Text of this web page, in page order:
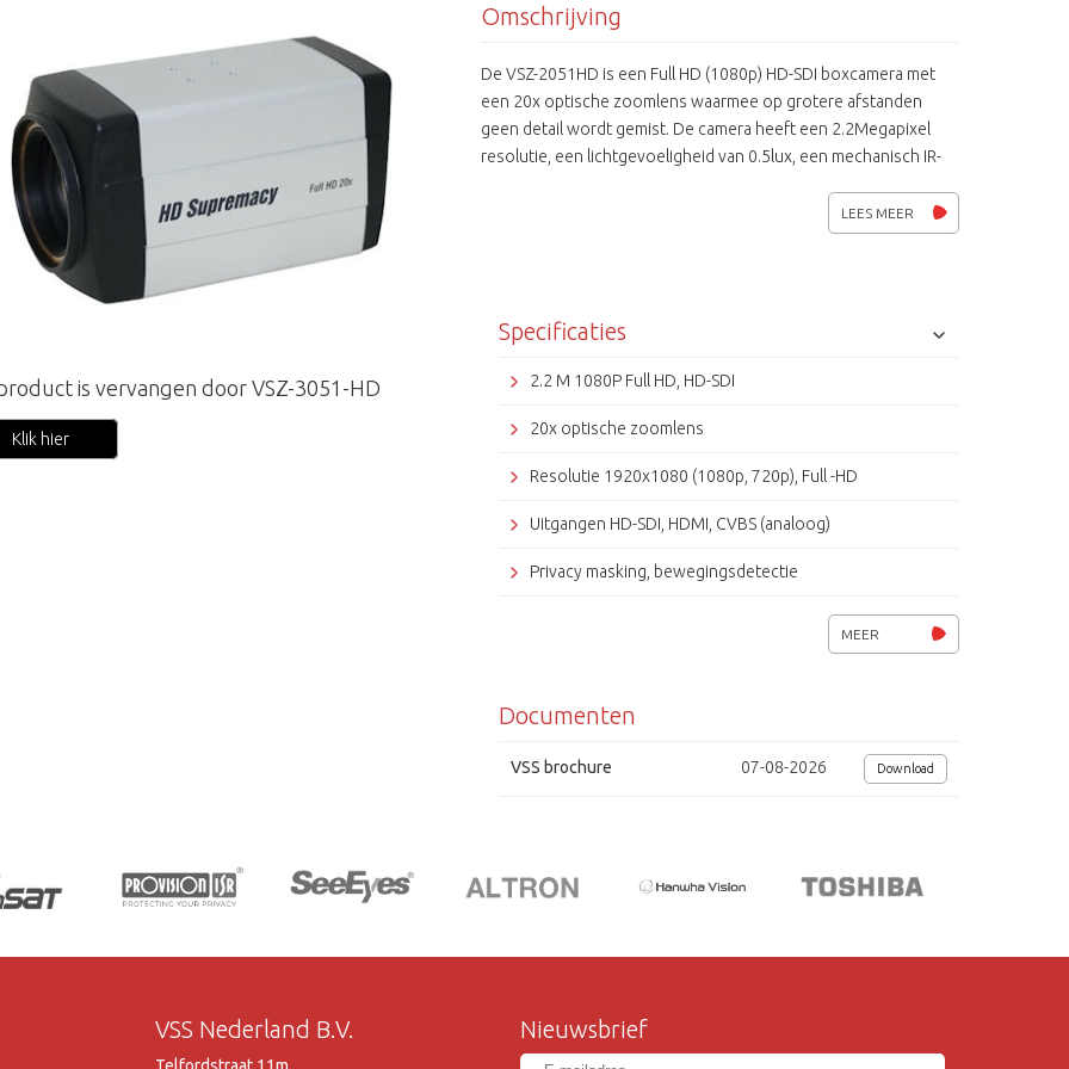
is vervangen door VSZ-3051-HD
Klik hier
Omschrijving
De VSZ-2051HD is een Full HD (1080p) HD-SDI boxcamera met
een 20x optische zoomlens waarmee op grotere afstanden
geen detail wordt gemist. De camera heeft een 2.2Megapixel
resolutie, een lichtgevoeligheid van 0.5lux, een mechanisch IR-
beschikt hij over functies als WDR, DNR, ATW en 32 privacy
zones. De HD-cctv is gebaseerd op de SMPTE-292M studio
LEES MEER
Specificaties
2.2 M 1080P Full HD, HD-SDI
20x optische zoomlens
Resolutie 1920x1080 (1080p, 720p), Full -HD
Uitgangen HD-SDI, HDMI, CVBS (analoog)
Privacy masking, bewegingsdetectie
ATW, HLC, Mirror, DNR, WDR, OSD
RS-485, Pelco-D / pelco-P / VISCA
MEER
Documenten
VSS brochure 07-08-2026 Download
VSS Nederland B.V. Nieuwsbrief